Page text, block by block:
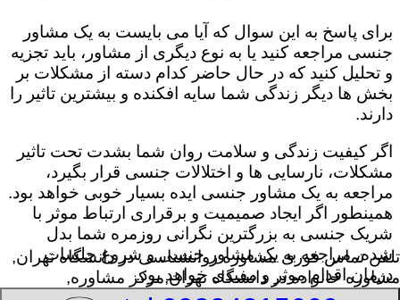
برای پاسخ به این سوال که آیا می بایست به یک مشاور
جنسی مراجعه کنید یا به نوع دیگری از مشاور، باید تجزیه
و تحلیل کنید که در حال حاضر کدام دسته از مشکلات بر
بخش ها دیگر زندگی شما سایه افکنده و بیشترین تاثیر را
دارند.
اگر کیفیت زندگی و سلامت روان شما بشدت تحت تاثیر
مشکلات، نارسایی ها و اختلالات جنسی قرار بگیرد،
مراجعه به یک مشاور جنسی ایده بسیار خوبی خواهد بود.
همینطور اگر ایجاد صمیمیت و برقراری ارتباط موثر با
شریک جنسی به بزرگترین نگرانی روزمره شما بدل
شده، مراجعه به یک مشاور جنسی و شروع جلسات
درمان اقدام موثر و مفیدی خواهد بود.
تلفن تماس فوریمشاوره روانشناسی در دانشگاه تهران,
مشاوره خانواده در دانشگاه تهران,مرکز مشاوره,